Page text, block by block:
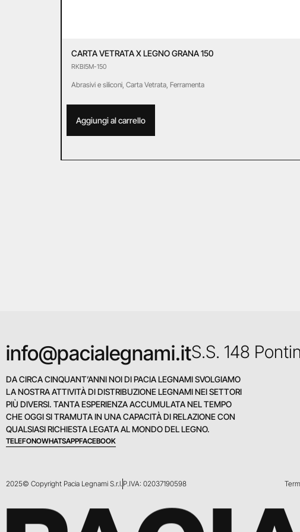
CARTA VETRATA X LEGNO GRANA 150
RKBI5M-150
Abrasivi e siliconi, Carta Vetrata, Ferramenta
Aggiungi al carrello
info@pacialegnami.itS.S. 148
DA CIRCA CINQUANT’ANNI NOI DI PACIA LEGNAMI SVOLGIAMO
LA NOSTRA ATTIVITÀ DI DISTRIBUZIONE LEGNAMI NEI SETTORI
PIÙ DIVERSI. TANTA ESPERIENZA ACCUMULATA NEL TEMPO
CHE OGGI SI TRAMUTA IN UNA CAPACITÀ DI RELAZIONE CON
QUALSIASI RICHIESTA LEGATA AL MONDO DEL LEGNO.
TELEFONOWHATSAPPFACEBOOK
2025© Copyright Pacia Legnami S.r.l. P.IVA: 02037190598